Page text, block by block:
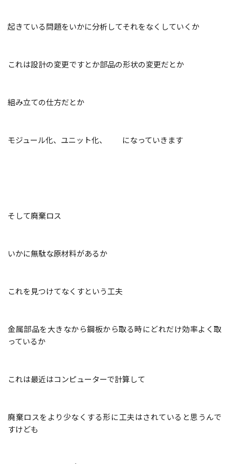
起きている問題をいかに分析してそれをなくしていくか
これは設計の変更ですとか部品の形状の変更だとか
組み立ての仕方だとか
モジュール化、ユニット化、 になっていきます
そして廃棄ロス
いかに無駄な原材料があるか
これを見つけてなくすという工夫
金属部品を大きなから鋼板から取る時にどれだけ効率よく取
っているか
これは最近はコンピューターで計算して
廃棄ロスをより少なくする形に工夫はされていると思うんで
すけども